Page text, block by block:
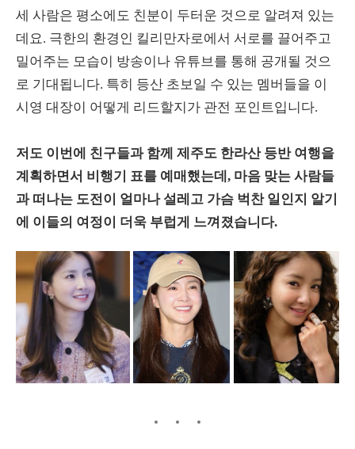
세 사람은 평소에도 친분이 두터운 것으로 알려져 있는
데요. 극한의 환경인 킬리만자로에서 서로를 끌어주고
밀어주는 모습이 방송이나 유튜브를 통해 공개될 것으
로 기대됩니다. 특히 등산 초보일 수 있는 멤버들을 이
시영 대장이 어떻게 리드할지가 관전 포인트입니다.
저도 이번에 친구들과 함께 제주도 한라산 등반 여행을
계획하면서 비행기 표를 예매했는데, 마음 맞는 사람들
과 떠나는 도전이 얼마나 설레고 가슴 벅찬 일인지 알기
에 이들의 여정이 더욱 부럽게 느껴졌습니다.